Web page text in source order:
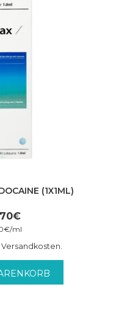
(1X1ML)
€
€/ml
Versandkosten.